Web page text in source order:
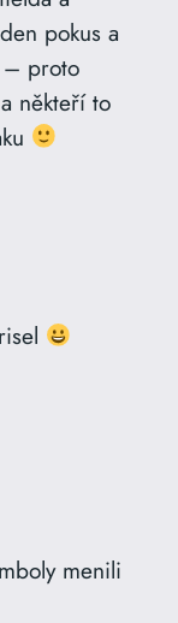
pokus a
– proto
někteří to
menili